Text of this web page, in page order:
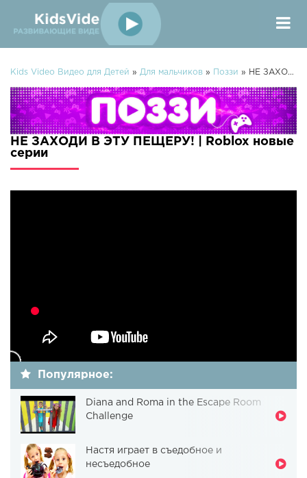
Kids Video Видео для Детей » Для мальчиков » Поззи » НЕ ЗАХОДИ В ЭТУ ПЕЩЕРУ! | Roblox
НЕ ЗАХОДИ В ЭТУ ПЕЩЕРУ! | Roblox новые
серии
Популярное:
Diana and Roma in the Escape Room
Challenge
Настя играет в съедобное и
несъедобное